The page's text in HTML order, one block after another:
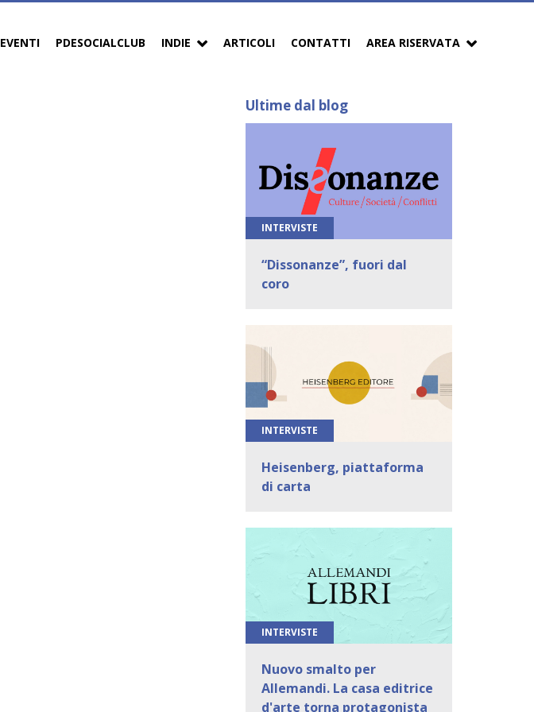
EVENTI PDESOCIALCLUB INDIE ARTICOLI CONTATTI AREA RISERVATA
Ultime dal blog
INTERVISTE
“Dissonanze”, fuori dal
coro
INTERVISTE
Heisenberg, piattaforma
di carta
INTERVISTE
Nuovo smalto per
Allemandi. La casa editrice
d'arte torna protagonista